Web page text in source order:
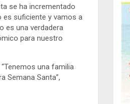
se ha incrementado
es suficiente y vamos a
es una verdadera
para nuestro
una familia
Semana Santa”,